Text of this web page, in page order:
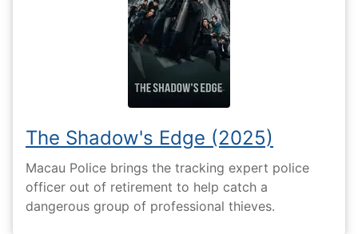
The Shadow's Edge (2025)
Macau Police brings the tracking expert police
officer out of retirement to help catch a
dangerous group of professional thieves.